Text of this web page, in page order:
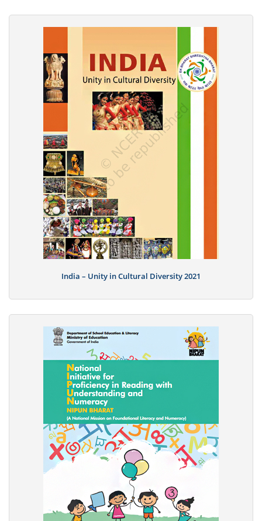
India – Unity in Cultural Diversity 2021